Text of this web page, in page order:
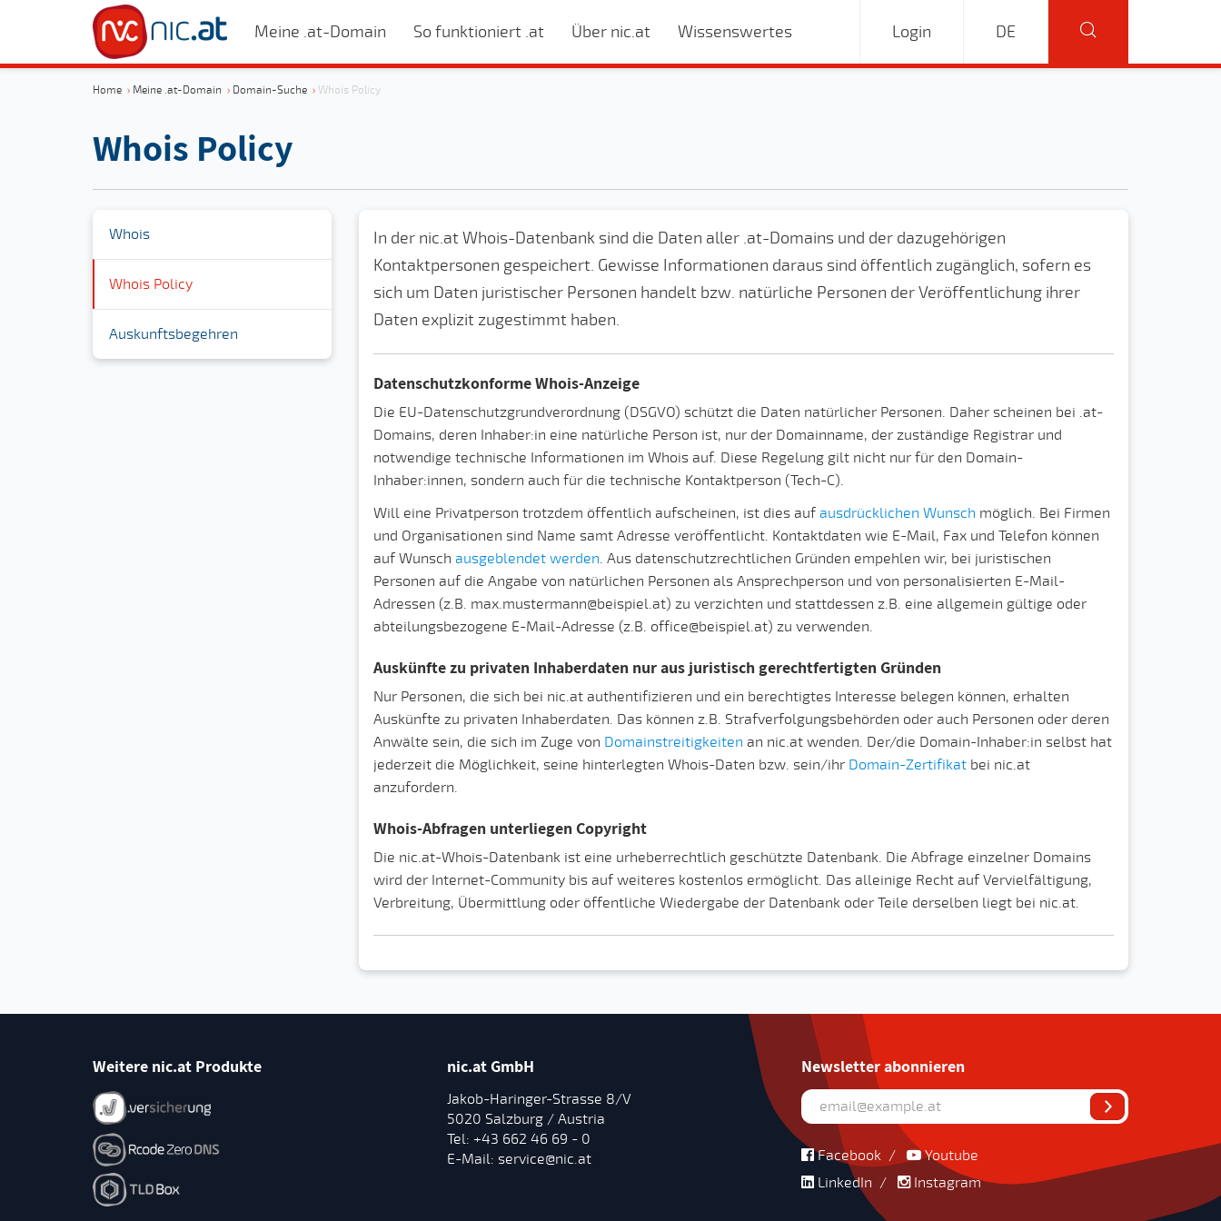
Meine .at-Domain So funktioniert .at Über nic.at Wissenswertes Login DE
Home › Meine .at-Domain › Domain-Suche › Whois Policy
Whois Policy
Whois
Whois Policy
Auskunftsbegehren
In der nic.at Whois-Datenbank sind die Daten aller .at-Domains und der dazugehörigen
Kontaktpersonen gespeichert. Gewisse Informationen daraus sind öffentlich zugänglich, sofern es
sich um Daten juristischer Personen handelt bzw. natürliche Personen der Veröffentlichung ihrer
Daten explizit zugestimmt haben.
Datenschutzkonforme Whois-Anzeige
Die EU-Datenschutzgrundverordnung (DSGVO) schützt die Daten natürlicher Personen. Daher scheinen bei .at-
Domains, deren Inhaber:in eine natürliche Person ist, nur der Domainname, der zuständige Registrar und
notwendige technische Informationen im Whois auf. Diese Regelung gilt nicht nur für den Domain-
Inhaber:innen, sondern auch für die technische Kontaktperson (Tech-C).
Will eine Privatperson trotzdem öffentlich aufscheinen, ist dies auf ausdrücklichen Wunsch möglich. Bei Firmen
und Organisationen sind Name samt Adresse veröffentlicht. Kontaktdaten wie E-Mail, Fax und Telefon können
auf Wunsch ausgeblendet werden. Aus datenschutzrechtlichen Gründen empehlen wir, bei juristischen
Personen auf die Angabe von natürlichen Personen als Ansprechperson und von personalisierten E-Mail-
Adressen (z.B. max.mustermann@beispiel.at) zu verzichten und stattdessen z.B. eine allgemein gültige oder
abteilungsbezogene E-Mail-Adresse (z.B. office@beispiel.at) zu verwenden.
Auskünfte zu privaten Inhaberdaten nur aus juristisch gerechtfertigten Gründen
Nur Personen, die sich bei nic.at authentifizieren und ein berechtigtes Interesse belegen können, erhalten
Auskünfte zu privaten Inhaberdaten. Das können z.B. Strafverfolgungsbehörden oder auch Personen oder deren
Anwälte sein, die sich im Zuge von Domainstreitigkeiten an nic.at wenden. Der/die Domain-Inhaber:in selbst hat
jederzeit die Möglichkeit, seine hinterlegten Whois-Daten bzw. sein/ihr Domain-Zertifikatbei nic.at
anzufordern.
Whois-Abfragen unterliegen Copyright
Die nic.at-Whois-Datenbank ist eine urheberrechtlich geschützte Datenbank. Die Abfrage einzelner Domains
wird der Internet-Community bis auf weiteres kostenlos ermöglicht. Das alleinige Recht auf Vervielfältigung,
Verbreitung, Übermittlung oder öffentliche Wiedergabe der Datenbank oder Teile derselben liegt bei nic.at.
Newsletter abonnieren
Facebook /
Youtube
LinkedIn / Instagram
Weitere nic.at Produkte nic.at GmbH
Jakob-Haringer-Strasse 8/V
5020 Salzburg / Austria
Tel: +43 662 46 69 - 0
E-Mail: service@nic.at